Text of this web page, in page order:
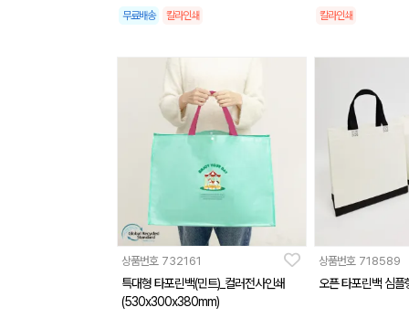
무료배송 칼라인쇄 칼라인쇄
상품번호 732161
특대형 타포린백(민트)_컬러전사인쇄
(530x300x380mm)
상품번호 718589
오픈 타포린백 심플